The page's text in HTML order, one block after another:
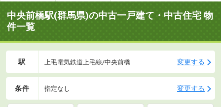
中央前橋駅(群馬県)の中古一戸建て・中古住宅 物
件一覧
駅 上毛電気鉄道上毛線/中央前橋 変更する
条件 指定なし 変更する